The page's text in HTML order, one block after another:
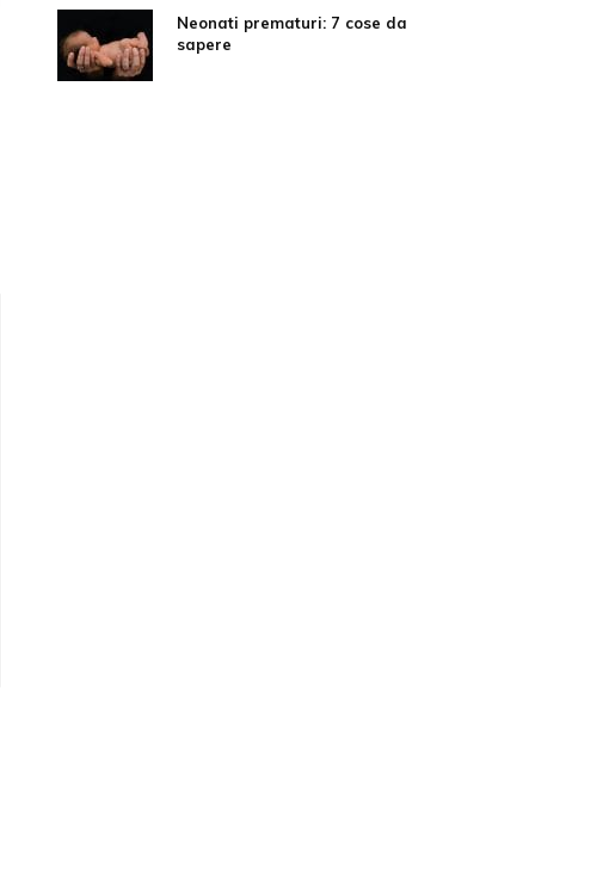
Neonati prematuri: 7 cose da
sapere